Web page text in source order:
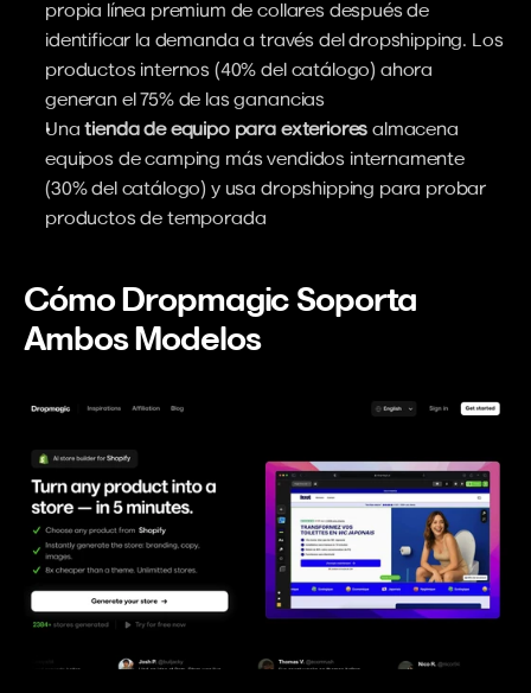
propia línea premium de collares después de
identificar la demanda a través del dropshipping. Los
productos internos (40% del catálogo) ahora
generan el 75% de las ganancias
Una tienda de equipo para exteriores almacena
equipos de camping más vendidos internamente
(30% del catálogo) y usa dropshipping para probar
productos de temporada
Cómo Dropmagic Soporta
Ambos Modelos